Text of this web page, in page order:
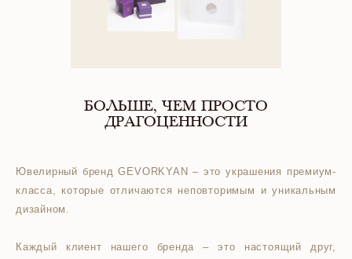
БОЛЬШЕ, ЧЕМ ПРОСТО
ДРАГОЦЕННОСТИ
Ювелирный бренд GEVORKYAN – это украшения премиум-
класса, которые отличаются неповторимым и уникальным
дизайном.
Каждый клиент нашего бренда – это настоящий друг,